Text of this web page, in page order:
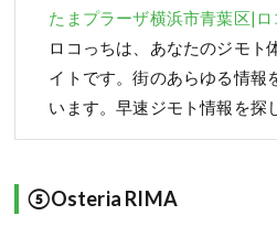
たまプラーザ横浜市青葉区|ロ
ロコっちは、あなたのジモト
イトです。街のあらゆる情報
います。早速ジモト情報を探
⑤Osteria RIMA